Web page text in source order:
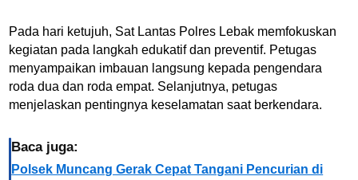
Pada hari ketujuh, Sat Lantas Polres Lebak memfokuskan
kegiatan pada langkah edukatif dan preventif. Petugas
menyampaikan imbauan langsung kepada pengendara
roda dua dan roda empat. Selanjutnya, petugas
menjelaskan pentingnya keselamatan saat berkendara.
Baca juga:
Polsek Muncang Gerak Cepat Tangani Pencurian di